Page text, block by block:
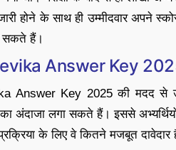
होने के साथ ही उम्मीदवार अपने
सकते हैं।
Answer Key
Answer Key 2025 की मदद से
का अंदाजा लगा सकते हैं। इससे
के लिए वे कितने मजबूत दावेदार